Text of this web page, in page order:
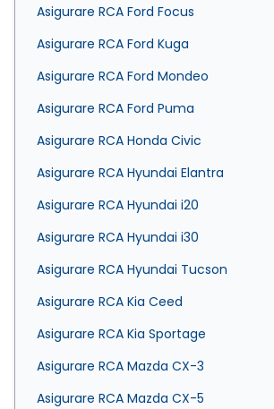
Asigurare RCA Ford Focus
Asigurare RCA Ford Kuga
Asigurare RCA Ford Mondeo
Asigurare RCA Ford Puma
Asigurare RCA Honda Civic
Asigurare RCA Hyundai Elantra
Asigurare RCA Hyundai i20
Asigurare RCA Hyundai i30
Asigurare RCA Hyundai Tucson
Asigurare RCA Kia Ceed
Asigurare RCA Kia Sportage
Asigurare RCA Mazda CX-3
Asigurare RCA Mazda CX-5